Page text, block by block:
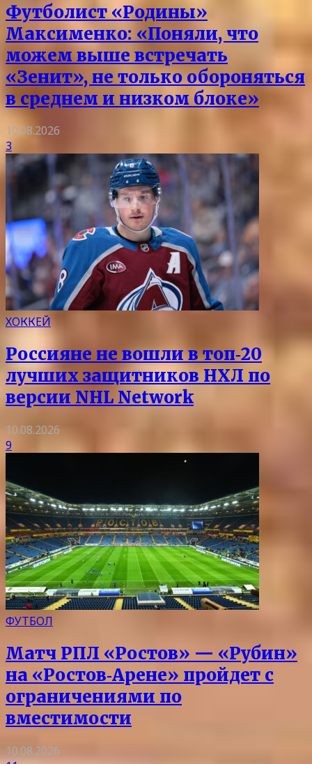
Футболист «Родины»
Максименко: «Поняли, что
можем выше встречать
«Зенит», не только обороняться
в среднем и низком блоке»
10.08.2026
3
ХОККЕЙ
Россияне не вошли в топ‑20
лучших защитников НХЛ по
версии NHL Network
10.08.2026
9
ФУТБОЛ
Матч РПЛ «Ростов» — «Рубин»
на «Ростов‑Арене» пройдет с
ограничениями по
вместимости
10.08.2026